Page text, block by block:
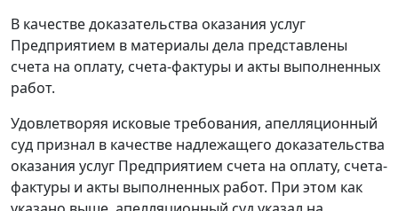
В качестве доказательства оказания услуг
Предприятием в материалы дела представлены
счета на оплату, счета-фактуры и акты выполненных
работ.
Удовлетворяя исковые требования, апелляционный
суд признал в качестве надлежащего доказательства
оказания услуг Предприятием счета на оплату, счета-
фактуры и акты выполненных работ. При этом как